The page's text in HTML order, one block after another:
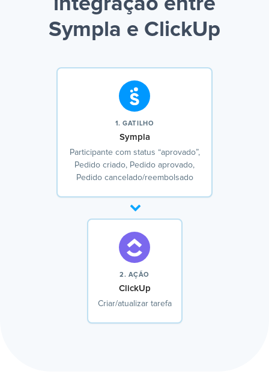
integração entre
Sympla e ClickUp
1. GATILHO
Sympla
Participante com status “aprovado”,
Pedido criado, Pedido aprovado,
Pedido cancelado/reembolsado
2. AÇÃO
ClickUp
Criar/atualizar tarefa